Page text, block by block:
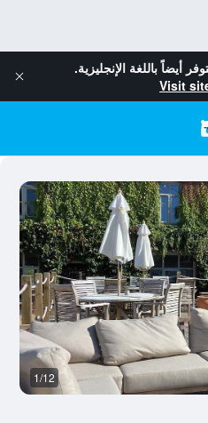
أيضاً باللغة الإنجليزية.
Visit
1/12